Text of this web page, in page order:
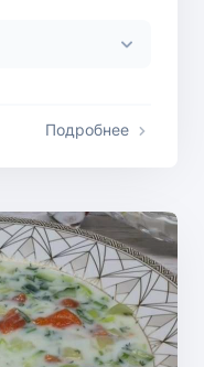
Подробнее